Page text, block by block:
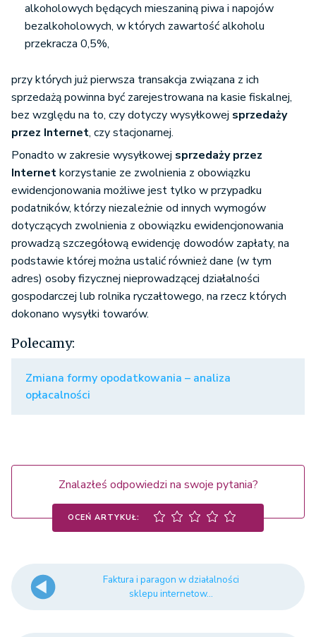
alkoholowych będących mieszaniną piwa i napojów
bezalkoholowych, w których zawartość alkoholu
przekracza 0,5%,
przy których już pierwsza transakcja związana z ich
sprzedażą powinna być zarejestrowana na kasie fiskalnej,
bez względu na to, czy dotyczy wysyłkowej sprzedaży
przez Internet, czy stacjonarnej.
Ponadto w zakresie wysyłkowej sprzedaży przez
Internetkorzystanie ze zwolnienia z obowiązku
ewidencjonowania możliwe jest tylko w przypadku
podatników, którzy niezależnie od innych wymogów
dotyczących zwolnienia z obowiązku ewidencjonowania
prowadzą szczegółową ewidencję dowodów zapłaty, na
podstawie której można ustalić również dane (w tym
adres) osoby fizycznej nieprowadzącej działalności
gospodarczej lub rolnika ryczałtowego, na rzecz których
dokonano wysyłki towarów.
Polecamy:
Zmiana formy opodatkowania – analiza
opłacalności
Znalazłeś odpowiedzi na swoje pytania?
OCEŃ ARTYKUŁ:
Faktura i paragon w działalności
sklepu internetow...